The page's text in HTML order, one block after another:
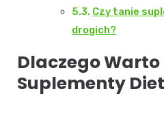
Czy tanie
drogich?
Dlaczego Warto
Suplementy